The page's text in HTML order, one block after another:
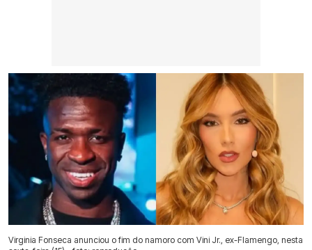
Virginia Fonseca anunciou o fim do namoro com Vini Jr., ex-Flamengo, nesta